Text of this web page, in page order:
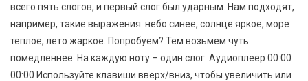
всего пять слогов, и первый слог был ударным. Нам подходят,
например, такие выражения: небо синее, солнце яркое, море
теплое, лето жаркое. Попробуем? Тем возьмем чуть
помедленнее. На каждую ноту – один слог. Аудиоплеер 00:00
00:00 Используйте клавиши вверх/вниз, чтобы увеличить или